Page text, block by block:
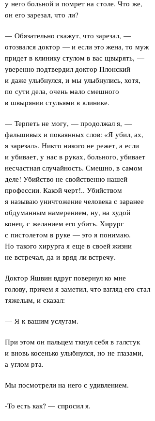
у него больной и помрет на столе. Что же,
он его зарезал, что ли?
— Обязательно скажут, что зарезал, —
отозвался доктор — и если это жена, то муж
придет в клинику стулом в вас щвырять, —
уверенно подтвердил доктор Плонский
и даже улыбнулся, и мы улыбнулись, хотя,
по сути дела, очень мало смешного
в швырянии стульями в клинике.
— Терпеть не могу, — продолжал я, —
фальшивых и покаянных слов: «Я убил, ах,
я зарезал». Никто никого не режет, а если
и убивает, у нас в руках, больного, убивает
несчастная случайность. Смешно, в самом
деле! Убийство не свойственно нашей
профессии. Какой черт!.. Убийством
я называю уничтожение человека с заранее
обдуманным намерением, ну, на худой
конец, с желанием его убить. Хирург
с пистолетом в руке — это я понимаю.
Но такого хирурга я еще в своей жизни
не встречал, да и вряд ли встречу.
Доктор Яшвин вдруг повернул ко мне
голову, причем я заметил, что взгляд его стал
тяжелым, и сказал:
— Я к вашим услугам.
При этом он пальцем ткнул себя в галстук
и вновь косенько улыбнулся, но не глазами,
а углом рта.
Мы посмотрели на него с удивлением.
-То есть как? — спросил я.